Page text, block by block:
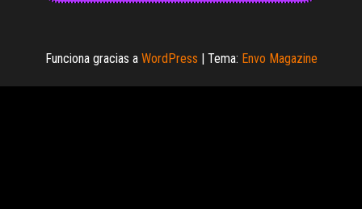
Funciona gracias a WordPress | Tema: Envo Magazine